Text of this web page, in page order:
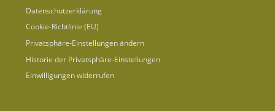
Datenschutzerklärung
Cookie-Richtlinie (EU)
Privatsphäre-Einstellungen ändern
Historie der Privatsphäre-Einstellungen
Einwilligungen widerrufen